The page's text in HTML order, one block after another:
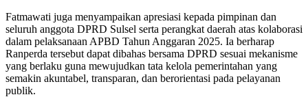
Fatmawati juga menyampaikan apresiasi kepada pimpinan dan
seluruh anggota DPRD Sulsel serta perangkat daerah atas kolaborasi
dalam pelaksanaan APBD Tahun Anggaran 2025. Ia berharap
Ranperda tersebut dapat dibahas bersama DPRD sesuai mekanisme
yang berlaku guna mewujudkan tata kelola pemerintahan yang
semakin akuntabel, transparan, dan berorientasi pada pelayanan
publik.